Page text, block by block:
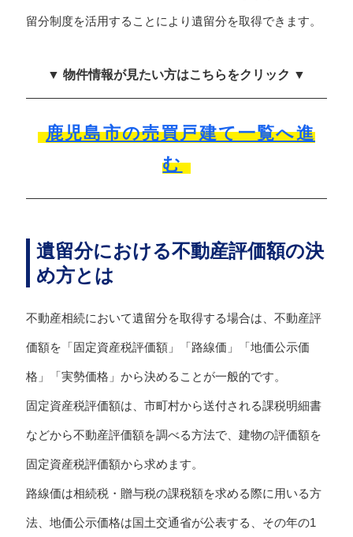
留分制度を活用することにより遺留分を取得できます。
▼ 物件情報が見たい方はこちらをクリック ▼
鹿児島市の売買戸建て一覧へ進
む
遺留分における不動産評価額の決
め方とは
不動産相続において遺留分を取得する場合は、不動産評
価額を「固定資産税評価額」「路線価」「地価公示価
格」「実勢価格」から決めることが一般的です。
固定資産税評価額は、市町村から送付される課税明細書
などから不動産評価額を調べる方法で、建物の評価額を
固定資産税評価額から求めます。
路線価は相続税・贈与税の課税額を求める際に用いる方
法、地価公示価格は国土交通省が公表する、その年の1